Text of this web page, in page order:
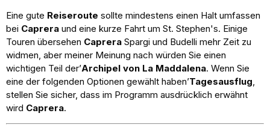
Eine gute Reiseroute sollte mindestens einen Halt umfassen
bei Caprera und eine kurze Fahrt um St. Stephen's. Einige
Touren übersehen Caprera Spargi und Budelli mehr Zeit zu
widmen, aber meiner Meinung nach würden Sie einen
wichtigen Teil der’Archipel von La Maddalena. Wenn Sie
eine der folgenden Optionen gewählt haben’Tagesausflug
stellen Sie sicher, dass im Programm ausdrücklich erwähnt
wird Caprera.